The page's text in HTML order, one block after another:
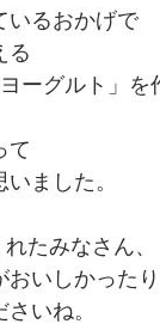
いるおかげで
る
ーグルト」を
て
ました。
たみなさん、
おいしかったり
いね。